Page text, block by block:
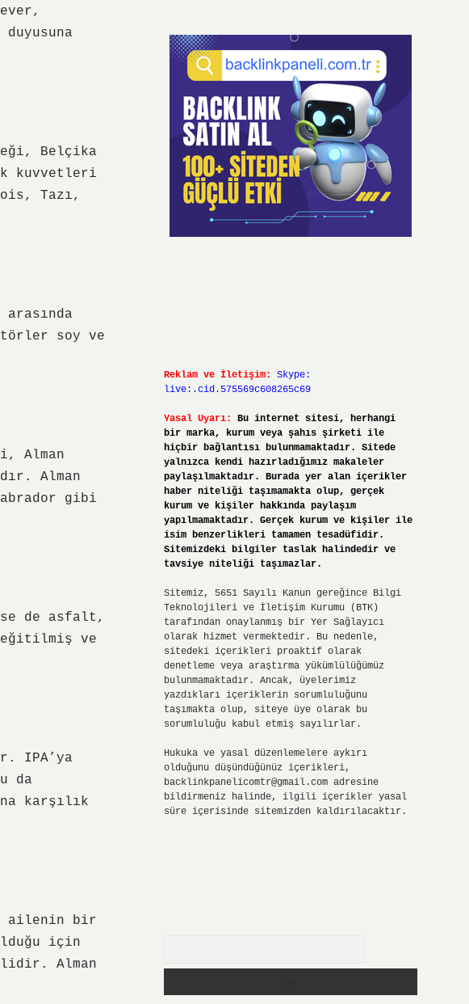
Belçika
kuvvetleri
Tazı,
soy ve
Alman
Alman
gibi
de asfalt,
ve
IPA’ya
da
karşılık
ailenin bir
için
Alman
Reklam ve İletişim:
Skype:
live:.cid.575569c608265c69
Yasal Uyarı:
Bu internet sitesi, herhangi
bir marka, kurum veya şahıs şirketi ile
hiçbir bağlantısı bulunmamaktadır. Sitede
yalnızca kendi hazırladığımız makaleler
paylaşılmaktadır. Burada yer alan içerikler
haber niteliği taşımamakta olup, gerçek
kurum ve kişiler hakkında paylaşım
yapılmamaktadır. Gerçek kurum ve kişiler ile
isim benzerlikleri tamamen tesadüfidir.
Sitemizdeki bilgiler taslak halindedir ve
tavsiye niteliği taşımazlar.
Sitemiz, 5651 Sayılı Kanun gereğince Bilgi
Teknolojileri ve İletişim Kurumu (BTK)
tarafından onaylanmış bir Yer Sağlayıcı
olarak hizmet vermektedir. Bu nedenle,
sitedeki içerikleri proaktif olarak
denetleme veya araştırma yükümlülüğümüz
bulunmamaktadır. Ancak, üyelerimiz
yazdıkları içeriklerin sorumluluğunu
taşımakta olup, siteye üye olarak bu
sorumluluğu kabul etmiş sayılırlar.
Hukuka ve yasal düzenlemelere aykırı
olduğunu düşündüğünüz içerikleri,
backlinkpanelicomtr@gmail.comadresine
bildirmeniz halinde, ilgili içerikler yasal
süre içerisinde sitemizden kaldırılacaktır.